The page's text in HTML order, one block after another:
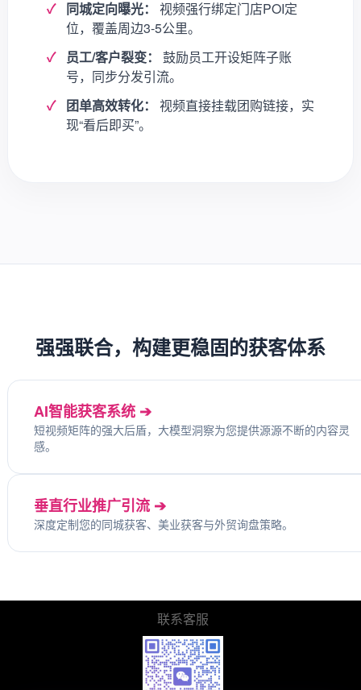
同城定向曝光：
视频强行绑定门店POI定
位，覆盖周边3-5公里。
员工/客户裂变：
鼓励员工开设矩阵子账
号，同步分发引流。
团单高效转化：
视频直接挂载团购链接，实
现“看后即买”。
强强联合，构建更稳固的获客体系
AI智能获客系统 ➔
短视频矩阵的强大后盾，大模型洞察为您提供源源不断的内容灵
感。
垂直行业推广引流 ➔
深度定制您的同城获客、美业获客与外贸询盘策略。
联系客服